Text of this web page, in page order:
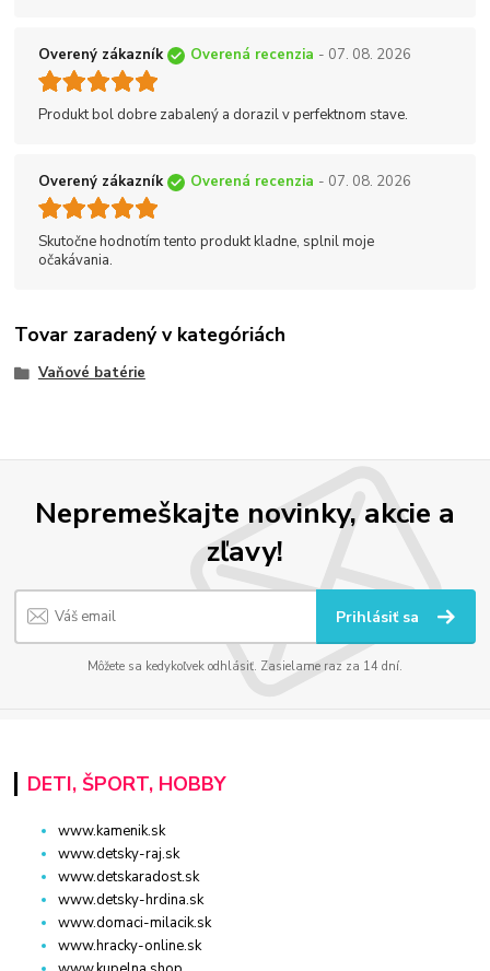
Overený zákazník Overená recenzia - 07. 08. 2026
Produkt bol dobre zabalený a dorazil v perfektnom stave.
Overený zákazník Overená recenzia - 07. 08. 2026
Skutočne hodnotím tento produkt kladne, splnil moje
očakávania.
Tovar zaradený v kategóriách
Vaňové batérie
Nepremeškajte novinky, akcie a
zľavy!
Prihlásiť sa
Môžete sa kedykoľvek odhlásiť. Zasielame raz za 14 dní.
DETI, ŠPORT, HOBBY
www.kamenik.sk
www.detsky-raj.sk
www.detskaradost.sk
www.detsky-hrdina.sk
www.domaci-milacik.sk
www.hracky-online.sk